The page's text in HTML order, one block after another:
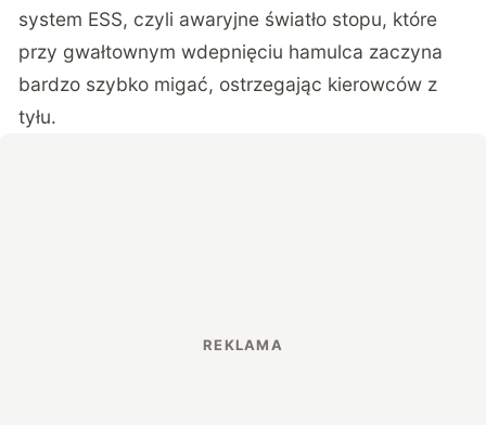
system ESS, czyli awaryjne światło stopu, które
przy gwałtownym wdepnięciu hamulca zaczyna
bardzo szybko migać, ostrzegając kierowców z
tyłu.